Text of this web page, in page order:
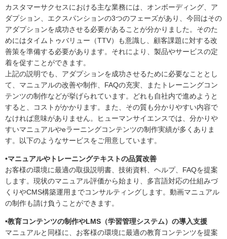
カスタマーサクセスにおける主な業務には、オンボーディング、ア
ダプション、エクスパンションの3つのフェーズがあり、今回はその
アダプションを成功させる必要があることが分かりました。そのた
めにはタイムトゥバリュー（TTV）も意識し、顧客課題に対する改
善策を準備する必要があります。それにより、製品やサービスの定
着を促すことができます。
上記の説明でも、アダプションを成功させるために必要なこととし
て、マニュアルの改善や制作、FAQの充実、またトレーニングコン
テンツの制作などが挙げられています。どれも自社内で進めようと
すると、コストがかかります。また、その質も分かりやすい内容で
なければ意味がありません。ヒューマンサイエンスでは、分かりや
すいマニュアルやeラーニングコンテンツの制作実績が多くありま
す。以下のようなサービスをご用意しています。
•マニュアルやトレーニングテキストの品質改善
お客様の環境に最適の取扱説明書、技術資料、ヘルプ、FAQを提案
します。現状のマニュアル評価から始まり、多言語対応の仕組みづ
くりやCMS構築運用までコンサルティングします。動画マニュアル
の制作も請け負うことができます。
•教育コンテンツの制作やLMS（学習管理システム）の導入支援
マニュアルと同様に、お客様の環境に最適の教育コンテンツを提案